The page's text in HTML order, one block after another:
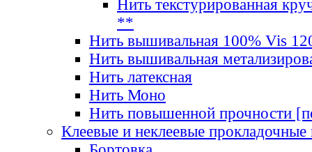
Нить текстурированная
**
Нить вышивальная 100% Vis
Нить вышивальная
Нить латексная
Нить Моно
Нить повышенной прочности
Клеевые и неклеевые прокладочные